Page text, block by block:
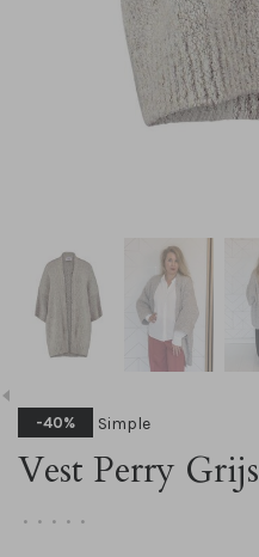
-40% Simple
Vest Perry Grijs
• • • • •